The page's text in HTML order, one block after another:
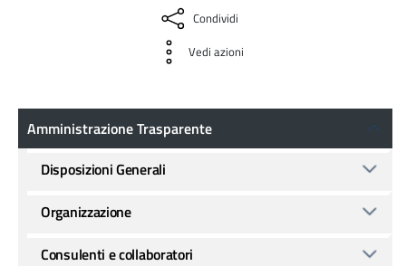
Condividi
Vedi azioni
Amministrazione Trasparente
Amministrazione Trasparente
Disposizioni Generali
Organizzazione
Consulenti e collaboratori